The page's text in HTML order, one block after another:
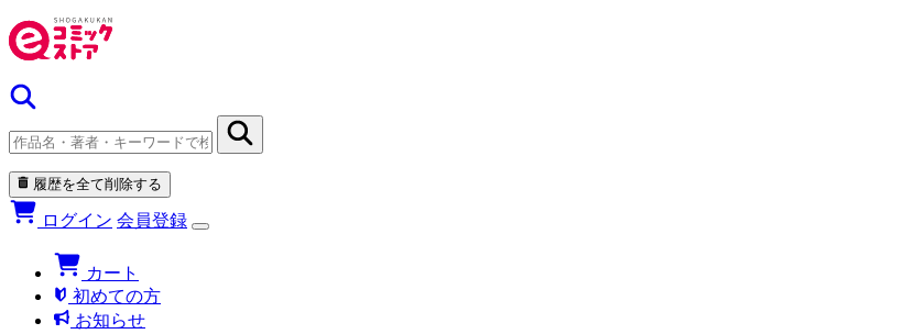
履歴を全て削除する
ログイン 会員登録
カート
初めての方
お知らせ